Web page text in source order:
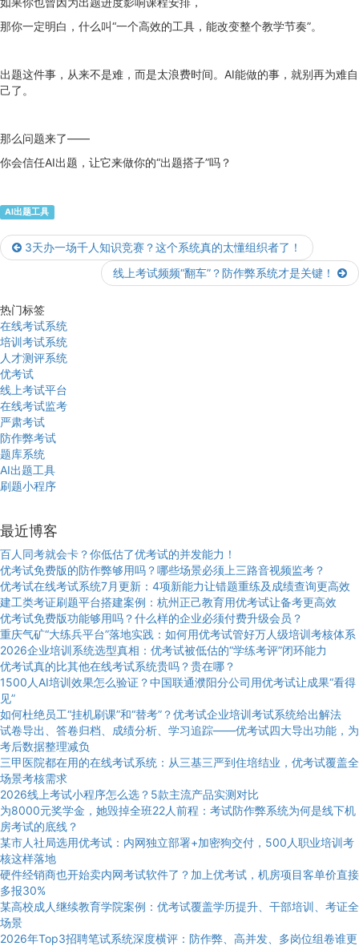
那你一定明白，什么叫“一个高效的工具，能改变整个教学节奏”。
出题这件事，从来不是难，而是太浪费时间。AI能做的事，就别再为难自
己了。
那么问题来了——
你会信任AI出题，让它来做你的“出题搭子”吗？
AI出题工具
3天办一场千人知识竞赛？这个系统真的太懂组织者了！
线上考试频频“翻车”？防作弊系统才是关键！
热门标签
在线考试系统
培训考试系统
人才测评系统
优考试
线上考试平台
在线考试监考
严肃考试
防作弊考试
题库系统
AI出题工具
刷题小程序
最近博客
百人同考就会卡？你低估了优考试的并发能力！
优考试免费版的防作弊够用吗？哪些场景必须上三路音视频监考？
优考试在线考试系统7月更新：4项新能力让错题重练及成绩查询更高效
建工类考证刷题平台搭建案例：杭州正己教育用优考试让备考更高效
优考试免费版功能够用吗？什么样的企业必须付费升级会员？
重庆气矿“大练兵平台”落地实践：如何用优考试管好万人级培训考核体系
2026企业培训系统选型真相：优考试被低估的“学练考评”闭环能力
优考试真的比其他在线考试系统贵吗？贵在哪？
1500人AI培训效果怎么验证？中国联通濮阳分公司用优考试让成果“看得
见”
如何杜绝员工“挂机刷课”和“替考”？优考试企业培训考试系统给出解法
试卷导出、答卷归档、成绩分析、学习追踪——优考试四大导出功能，为
考后数据整理减负
三甲医院都在用的在线考试系统：从三基三严到住培结业，优考试覆盖全
场景考核需求
2026线上考试小程序怎么选？5款主流产品实测对比
为8000元奖学金，她毁掉全班22人前程：考试防作弊系统为何是线下机
房考试的底线？
某市人社局选用优考试：内网独立部署+加密狗交付，500人职业培训考
核这样落地
硬件经销商也开始卖内网考试软件了？加上优考试，机房项目客单价直接
多报30%
某高校成人继续教育学院案例：优考试覆盖学历提升、干部培训、考证全
场景
2026年Top3招聘笔试系统深度横评：防作弊、高并发、多岗位组卷谁更